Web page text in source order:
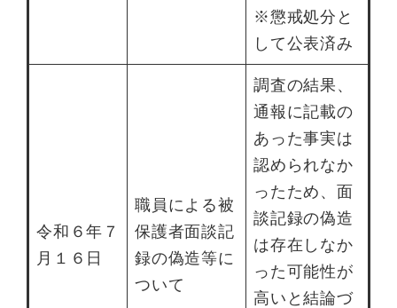
※懲戒処分と
して公表済み
令和６年７
月１６日
職員による被
保護者面談記
録の偽造等に
ついて
調査の結果、
通報に記載の
あった事実は
認められなか
ったため、面
談記録の偽造
は存在しなか
った可能性が
高いと結論づ